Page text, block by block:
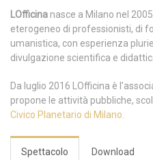
LOfficina nasce a Milano nel
eterogeneo di professionisti, di
umanistica, con esperienza
divulgazione scientifica e
Da luglio 2016 LOfficina è
propone le attività pubbliche,
Civico Planetario di Milano.
Spettacolo Download